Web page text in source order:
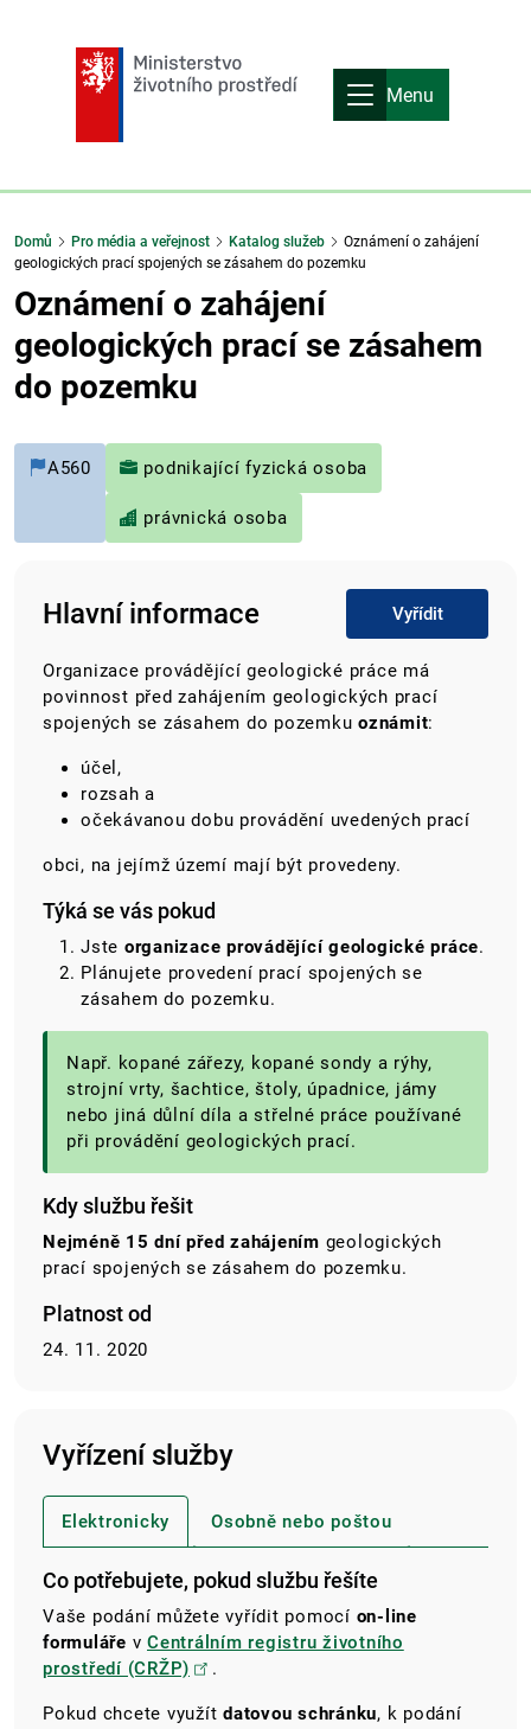
Menu
Domů Pro média a veřejnost Katalog služeb
Oznámení o zahájení
geologických prací spojených se zásahem do pozemku
Oznámení o zahájení
geologických prací se zásahem
do pozemku
A560 podnikající fyzická osoba
právnická osoba
Hlavní informace Vyřídit
Organizace provádějící geologické práce má
povinnost před zahájením geologických prací
spojených se zásahem do pozemku oznámit:
účel,
rozsah a
očekávanou dobu provádění uvedených prací
obci, na jejímž území mají být provedeny.
Týká se vás pokud
Jste organizace provádějící geologické práce.
Plánujete provedení prací spojených se
zásahem do pozemku.
Např. kopané zářezy, kopané sondy a rýhy,
strojní vrty, šachtice, štoly, úpadnice, jámy
nebo jiná důlní díla a střelné práce používané
při provádění geologických prací.
Kdy službu řešit
Nejméně 15 dní před zahájením geologických
prací spojených se zásahem do pozemku.
Platnost od
24. 11. 2020
Vyřízení služby
Elektronicky Osobně nebo poštou
Co potřebujete, pokud službu řešíte
Vaše podání můžete vyřídit pomocí on-line
formuláře v Centrálním registru životního
prostředí (CRŽP)
.
Pokud chcete využít datovou schránku, k podání